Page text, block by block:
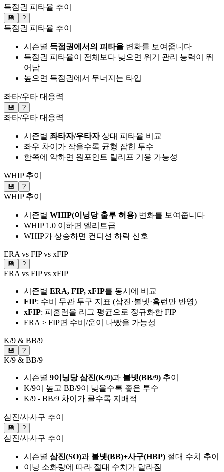
득점권 피타율 추이
💾 ?
득점권 피타율 추이
시즌별 득점권에서의 피타율 변화를 보여줍니다
득점권 피타율이 전체보다 낮으면 위기 관리 능력이 뛰
어남
높으면 득점권에서 무너지는 타입
좌타/우타 대응력
💾 ?
좌타/우타 대응력
시즌별 좌타자/우타자상대 피타율 비교
좌우 차이가 작을수록 균형 잡힌 투수
한쪽에 약하면 원포인트 릴리프 기용 가능성
WHIP 추이
💾 ?
WHIP 추이
시즌별 WHIP(이닝당 출루 허용) 변화를 보여줍니다
WHIP 1.0 이하면 엘리트급
WHIP가 상승하면 컨디션 하락 신호
ERA vs FIP vs xFIP
💾 ?
ERA vs FIP vs xFIP
시즌별 ERA, FIP, xFIP를 동시에 비교
FIP: 수비 무관 투구 지표 (삼진·볼넷·홈런만 반영)
xFIP: 피홈런을 리그 평균으로 정규화한 FIP
ERA > FIP면 수비/운이 나빴을 가능성
K/9 & BB/9
💾 ?
K/9 & BB/9
시즌별 9이닝당 삼진(K/9)과 볼넷(BB/9) 추이
K/9이 높고 BB/9이 낮을수록 좋은 투수
K/9 - BB/9 차이가 클수록 지배적
삼진/사사구 추이
💾 ?
삼진/사사구 추이
시즌별 삼진(SO)과 볼넷(BB)+사구(HBP) 절대 수치 추이
이닝 소화량에 따라 절대 수치가 달라짐